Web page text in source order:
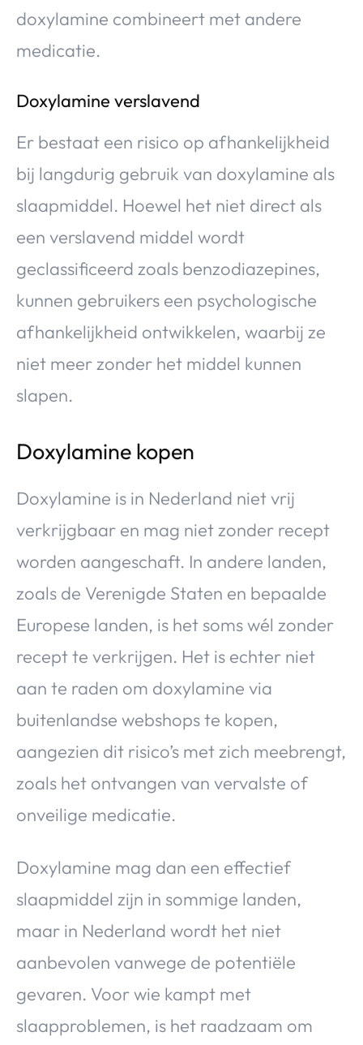
doxylamine combineert met andere
medicatie.
Doxylamine verslavend
Er bestaat een risico op afhankelijkheid
bij langdurig gebruik van doxylamine als
slaapmiddel. Hoewel het niet direct als
een verslavend middel wordt
geclassificeerd zoals benzodiazepines,
kunnen gebruikers een psychologische
afhankelijkheid ontwikkelen, waarbij ze
niet meer zonder het middel kunnen
slapen.
Doxylamine kopen
Doxylamine is in Nederland niet vrij
verkrijgbaar en mag niet zonder recept
worden aangeschaft. In andere landen,
zoals de Verenigde Staten en bepaalde
Europese landen, is het soms wél zonder
recept te verkrijgen. Het is echter niet
aan te raden om doxylamine via
buitenlandse webshops te kopen,
aangezien dit risico’s met zich meebrengt,
zoals het ontvangen van vervalste of
onveilige medicatie.
Doxylamine mag dan een effectief
slaapmiddel zijn in sommige landen,
maar in Nederland wordt het niet
aanbevolen vanwege de potentiële
gevaren. Voor wie kampt met
slaapproblemen, is het raadzaam om